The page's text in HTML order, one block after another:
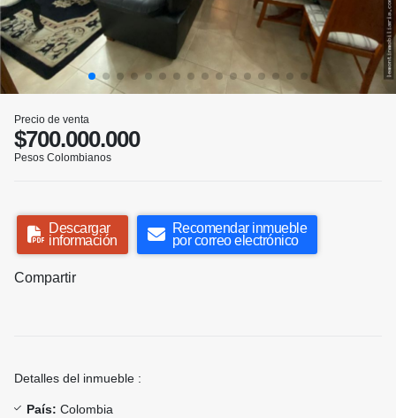
Precio de venta
$700.000.000
Pesos Colombianos
Descargar
información
Recomendar inmueble
por correo electrónico
Compartir
Detalles del inmueble :
País: Colombia